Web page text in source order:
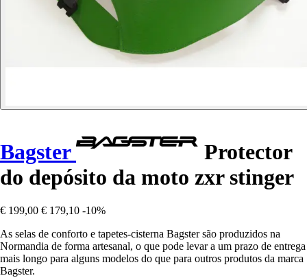
Bagster
Protector
do depósito da moto zxr stinger
€ 199,00 € 179,10 -10%
As selas de conforto e tapetes-cisterna Bagster são produzidos na
Normandia de forma artesanal, o que pode levar a um prazo de entrega
mais longo para alguns modelos do que para outros produtos da marca
Bagster.